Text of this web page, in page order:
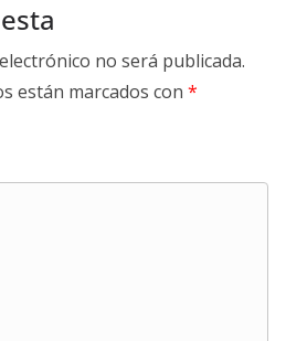
no será publicada.
están marcados con *